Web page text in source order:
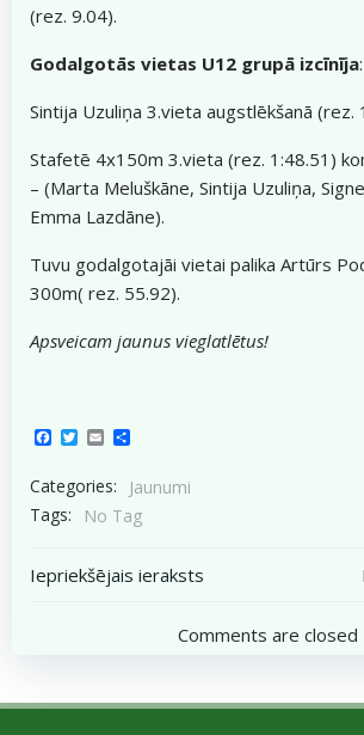
(rez. 9.04).
Godalgotās vietas U12 grupā izcīnīja:
Sintija Uzuliņa 3.vieta augstlēkšanā (rez.
Stafetē 4x150m 3.vieta (rez. 1:48.51)
– (Marta Meluškāne, Sintija Uzuliņa,
Emma Lazdāne).
Tuvu godalgotajāi vietai palika Artūrs
300m( rez. 55.92).
Apsveicam jaunus vieglatlētus!
Facebook
Twitter
Email
Categories:
Jaunumi
Tags:
No Tag
Post
navigation
Iepriekšējais ieraksts
Comments are closed